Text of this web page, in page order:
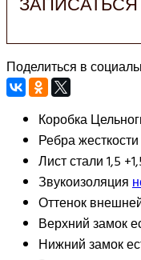
Поделиться в
Коробка
Ребра жесткости
Лист стали1,5
Звукоизоляция
Оттенок
Верхний замок
Нижний замок